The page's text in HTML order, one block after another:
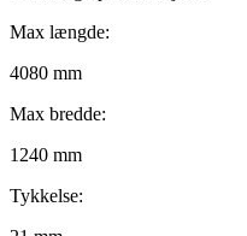
Max længde:
4080 mm
Max bredde:
1240 mm
Tykkelse: